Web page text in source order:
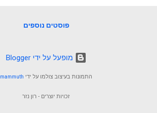
פוסטים נוספים
‏מופעל על ידי Blogger
התמונות בעיצוב צולמו על ידי mammuth
זכויות יוצרים - רון נזר